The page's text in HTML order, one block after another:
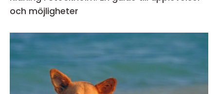
och möjligheter